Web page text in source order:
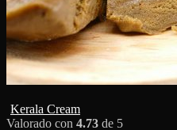
Kerala Cream
Valorado con 4.73 de 5